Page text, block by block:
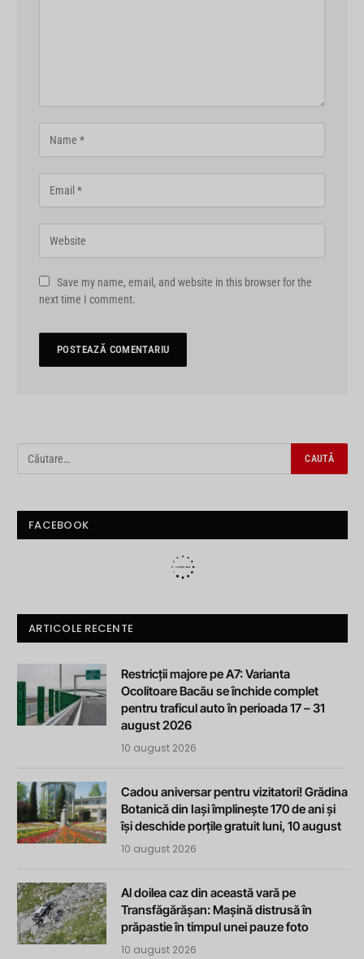
Save my name, email, and website in this browser for the
next time I comment.
FACEBOOK
ARTICOLE RECENTE
Restricții majore pe A7: Varianta
Ocolitoare Bacău se închide complet
pentru traficul auto în perioada 17 – 31
august 2026
10 august 2026
Cadou aniversar pentru vizitatori! Grădina
Botanică din Iași împlinește 170 de ani și
își deschide porțile gratuit luni, 10 august
10 august 2026
Al doilea caz din această vară pe
Transfăgărășan: Mașină distrusă în
prăpastie în timpul unei pauze foto
10 august 2026